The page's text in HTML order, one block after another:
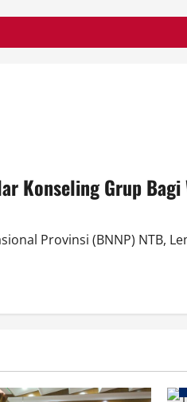
Konseling Grup
Provinsi (BNNP) NTB,